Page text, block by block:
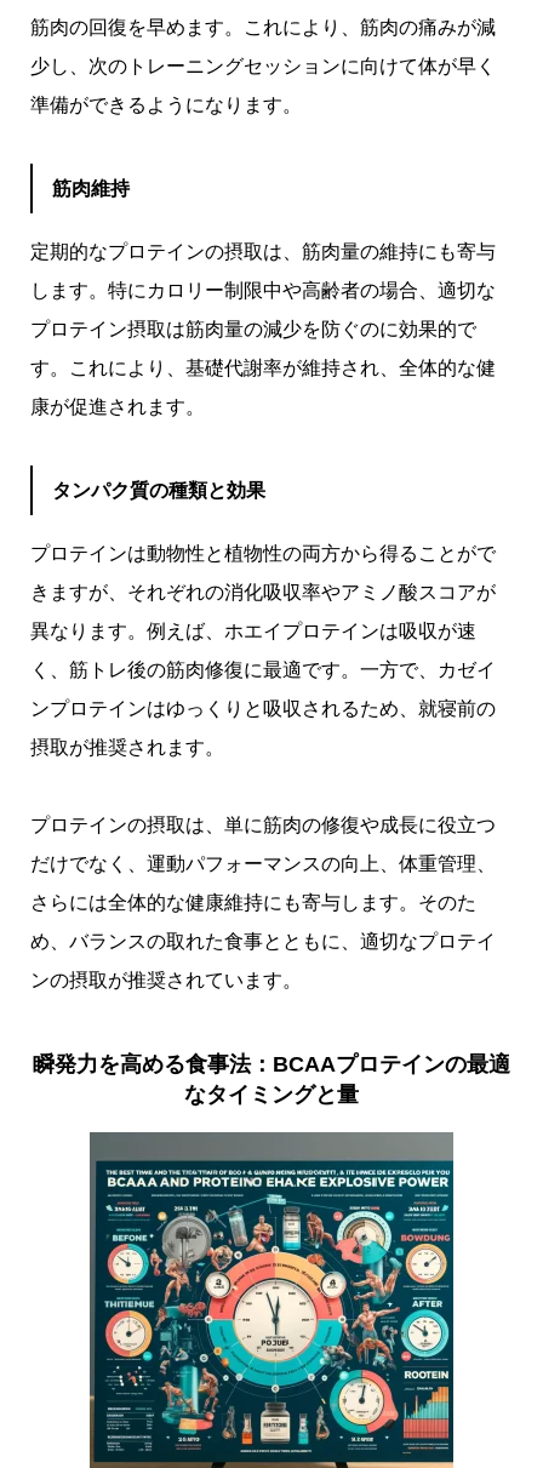
筋肉の回復を早めます。これにより、筋肉の痛みが減
少し、次のトレーニングセッションに向けて体が早く
準備ができるようになります。
筋肉維持
定期的なプロテインの摂取は、筋肉量の維持にも寄与
します。特にカロリー制限中や高齢者の場合、適切な
プロテイン摂取は筋肉量の減少を防ぐのに効果的で
す。これにより、基礎代謝率が維持され、全体的な健
康が促進されます。
タンパク質の種類と効果
プロテインは動物性と植物性の両方から得ることがで
きますが、それぞれの消化吸収率やアミノ酸スコアが
異なります。例えば、ホエイプロテインは吸収が速
く、筋トレ後の筋肉修復に最適です。一方で、カゼイ
ンプロテインはゆっくりと吸収されるため、就寝前の
摂取が推奨されます。
プロテインの摂取は、単に筋肉の修復や成長に役立つ
だけでなく、運動パフォーマンスの向上、体重管理、
さらには全体的な健康維持にも寄与します。そのた
め、バランスの取れた食事とともに、適切なプロテイ
ンの摂取が推奨されています。
瞬発力を高める食事法：BCAAプロテインの最適
なタイミングと量